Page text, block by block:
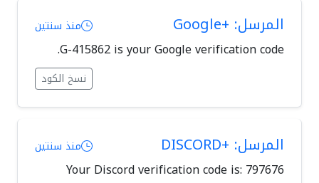
المرسل: +Google منذ سنتين
G-415862 is your Google verification code.
نسخ الكود
المرسل: +DISCORD منذ سنتين
Your Discord verification code is: 797676